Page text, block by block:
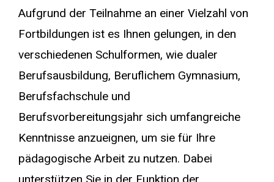
Aufgrund der Teilnahme an einer Vielzahl von
Fortbildungen ist es Ihnen gelungen, in den
verschiedenen Schulformen, wie dualer
Berufsausbildung, Beruflichem Gymnasium,
Berufsfachschule und
Berufsvorbereitungsjahr sich umfangreiche
Kenntnisse anzueignen, um sie für Ihre
pädagogische Arbeit zu nutzen. Dabei